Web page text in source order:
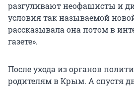
разгуливают неофашисты и
условия так называемой
рассказывала она потом в
газете».
После ухода из органов
родителям в Крым. А спустя